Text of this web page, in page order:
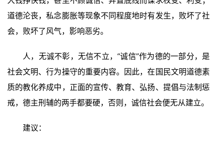
书
法
学
术
研
道德沦丧，私念膨胀等现象不同程度地时有发生，败坏了社
会，败坏了风气，影响恶劣。
人，无诚不彰，无信不立，“诚信”作为德的一部分，是
社会文明、行为操守的重要内容。因此，在国民文明道德素
质的教化养成中，正面的宣传、教育、弘扬、提倡与法制惩
戒，德主刑辅的两手都要硬，否则，诚信社会便无从建立。
建议：